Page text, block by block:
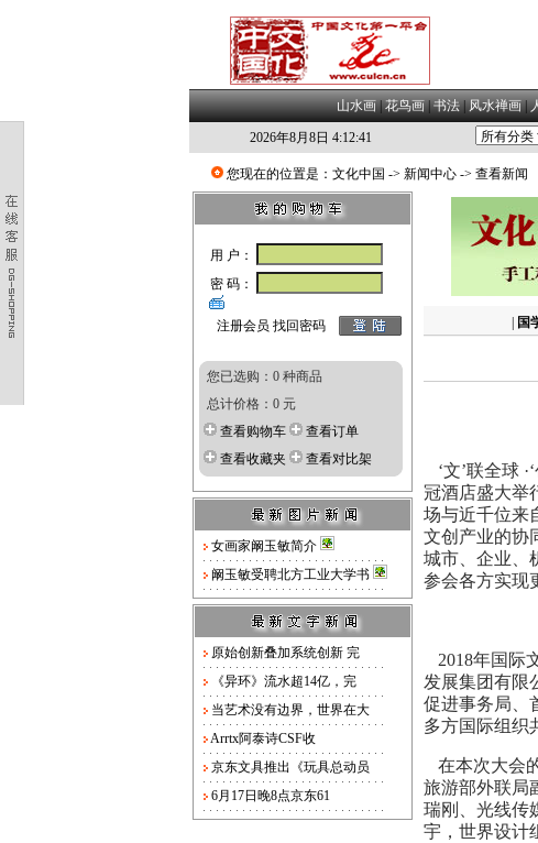
山水画|花鸟画|书法|风水禅画|
2026年8月8日 4:12:41
您现在的位置是： 文化中国 -> 新闻中心 -> 查看新闻
用 户：
密 码：
注册会员 找回密码
您已选购：0 种商品
总计价格：0 元
查看购物车
查看订单
查看收藏夹
查看对比架
女画家阚玉敏简介
阚玉敏受聘北方工业大学书
原始创新叠加系统创新 完
《异环》流水超14亿，完
当艺术没有边界，世界在大
Arrtx阿泰诗CSF收
京东文具推出《玩具总动员
6月17日晚8点京东61
国
‘文’联全球
冠酒店盛大举
场与近千位来
文创产业的协
城市、企业、
参会各方实现
2018年国际
发展集团有限
促进事务局、
多方国际组织
在本次大会
旅游部外联局
瑞刚、光线传
宇 ， 世界设计